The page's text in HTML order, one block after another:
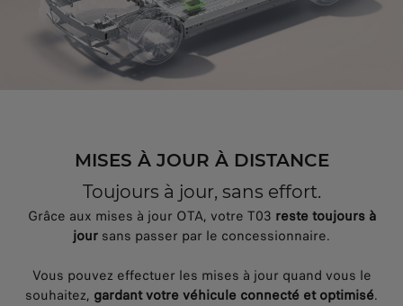
MISES À JOUR À DISTANCE
Toujours à jour, sans effort.
Grâce aux mises à jour OTA, votre T03 reste toujours à
jour sans passer par le concessionnaire.
Vous pouvez effectuer les mises à jour quand vous le
souhaitez, gardant votre véhicule connecté et optimisé.